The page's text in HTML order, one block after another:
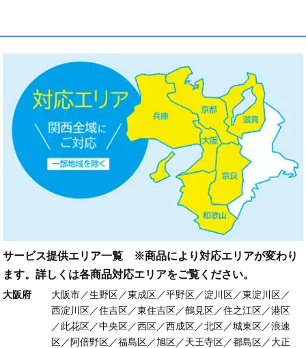
サービス提供エリア一覧 ※商品により対応エリアが変わり
ます。詳しくは各商品対応エリアをご覧ください。
大阪府
大阪市／生野区／東成区／平野区／淀川区／東淀川区／
西淀川区／住吉区／東住吉区／鶴見区／住之江区／港区
／此花区／中央区／西区／西成区／北区／城東区／浪速
区／阿倍野区／福島区／旭区／天王寺区／都島区／大正